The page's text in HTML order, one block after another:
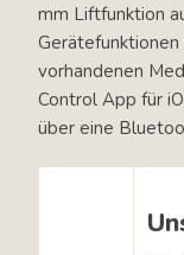
mm Liftfunktion
vorhandenen
Control App für
über eine